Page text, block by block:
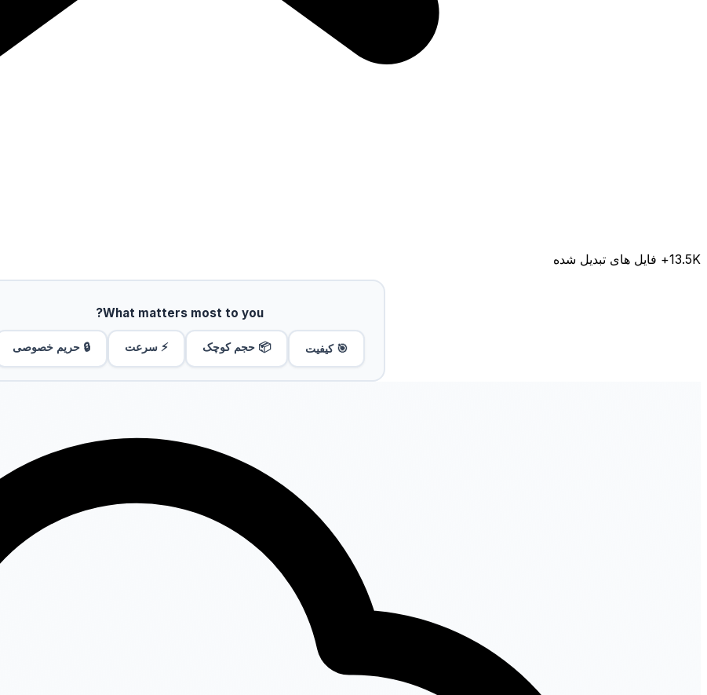
13.5K+ فایل های تبدیل شده
What matters most to you?
🎯 کیفیت 📦 حجم کوچک ⚡ سرعت 🔒 حریم خصوصی